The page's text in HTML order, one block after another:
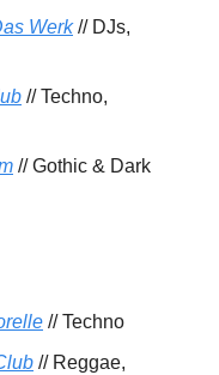
Werk// DJs,
// Techno,
// Gothic & Dark
// Techno
// Reggae,